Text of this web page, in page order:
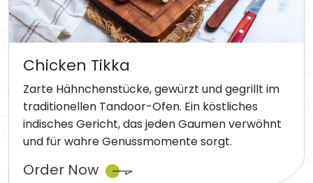
Chicken Tikka
Zarte Hähnchenstücke, gewürzt und gegrillt im
traditionellen Tandoor-Ofen. Ein köstliches
indisches Gericht, das jeden Gaumen verwöhnt
und für wahre Genussmomente sorgt.
Order Now